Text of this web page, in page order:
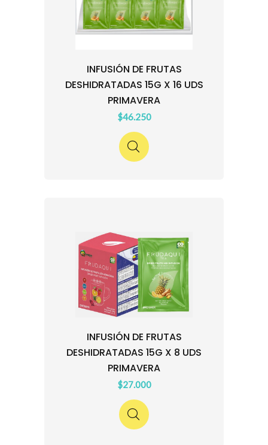
INFUSIÓN DE FRUTAS
DESHIDRATADAS 15G X 16 UDS
PRIMAVERA
$46.250
INFUSIÓN DE FRUTAS
DESHIDRATADAS 15G X 8 UDS
PRIMAVERA
$27.000